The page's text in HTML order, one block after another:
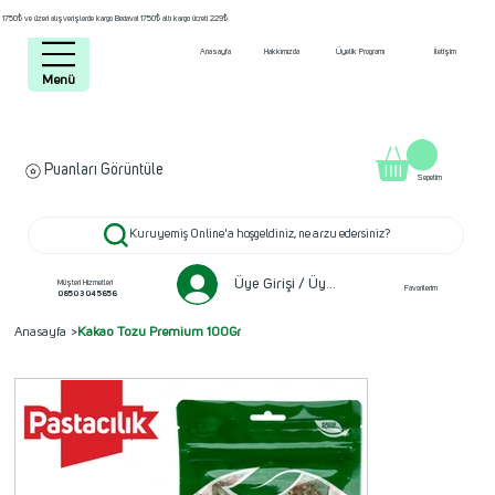
1750₺ ve üzeri alışverişlerde kargo Bedava! 1750₺ altı kargo ücreti 229₺
Anasayfa Hakkımızda Üyelik Programı İletişim
Kuruyemiş Online'a hoşgeldiniz, ne arzu edersiniz?
Müşteri Hizmetleri
0850 304 5656
Üye Girişi / Üye ol
Puanları Görüntüle
Favorilerim
Sepetim
Menü
Anasayfa >Kakao Tozu Premium 100Gr